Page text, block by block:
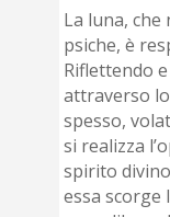
La luna,
psiche, è
Riflettendo
attraverso
spesso,
si realizza
spirito
essa scorge